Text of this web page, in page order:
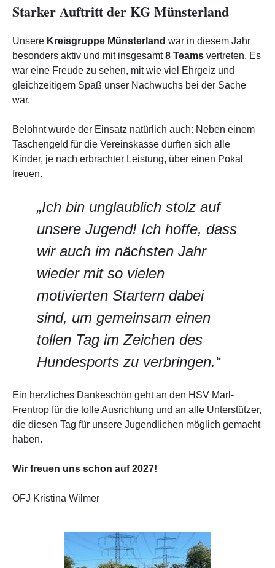
Starker Auftritt der KG Münsterland
Unsere Kreisgruppe Münsterland war in diesem Jahr
besonders aktiv und mit insgesamt8 Teams vertreten. Es
war eine Freude zu sehen, mit wie viel Ehrgeiz und
gleichzeitigem Spaß unser Nachwuchs bei der Sache
war.
Belohnt wurde der Einsatz natürlich auch: Neben einem
Taschengeld für die Vereinskasse durften sich alle
Kinder, je nach erbrachter Leistung, über einen Pokal
freuen.
„Ich bin unglaublich stolz auf
unsere Jugend! Ich hoffe, dass
wir auch im nächsten Jahr
wieder mit so vielen
motivierten Startern dabei
sind, um gemeinsam einen
tollen Tag im Zeichen des
Hundesports zu verbringen.“
Ein herzliches Dankeschön geht an den HSV Marl-
Frentrop für die tolle Ausrichtung und an alle Unterstützer,
die diesen Tag für unsere Jugendlichen möglich gemacht
haben.
Wir freuen uns schon auf 2027!
OFJ Kristina Wilmer